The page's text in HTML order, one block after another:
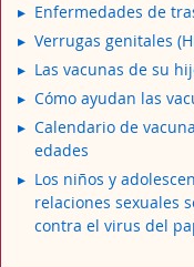
Enfermedades de
Verrugas genitales
Las vacunas de su
Cómo ayudan las
Calendario de
edades
Los niños y
relaciones sexuales
contra el virus del